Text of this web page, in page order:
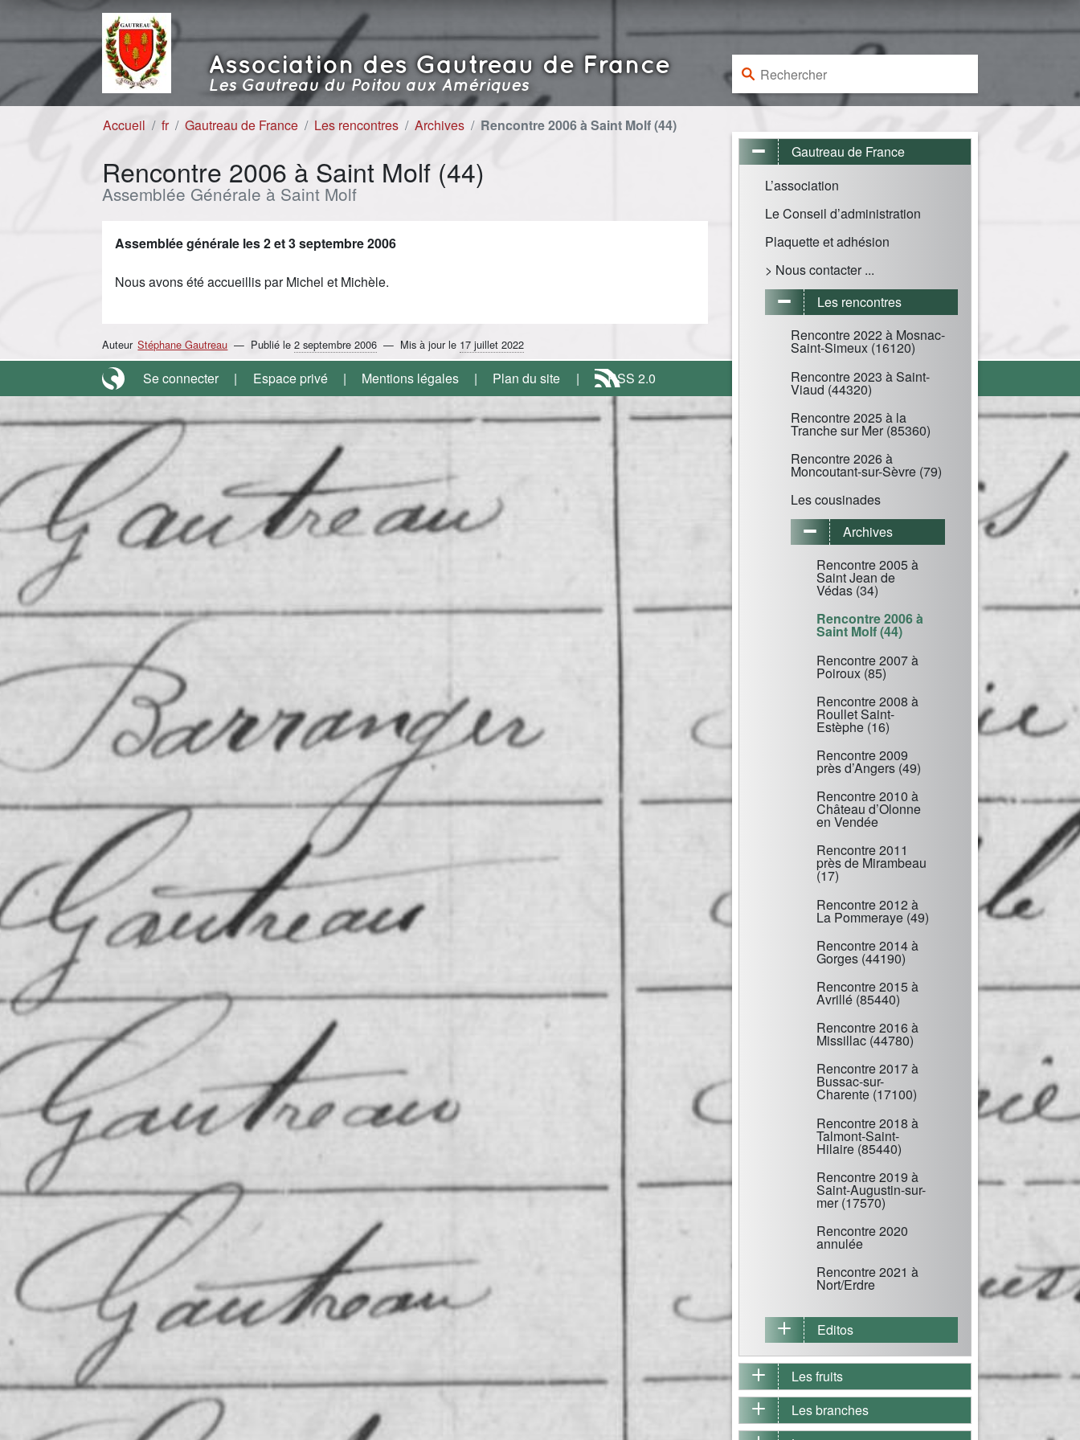
Aller au contenu
Aller à la navigation
Association des Gautreau de France
Les Gautreau du Poitou aux Amériques
Rechercher :
Accueil fr Gautreau de France Les rencontres Archives Rencontre 2006 à Saint Molf (44)
Rencontre 2006 à Saint Molf (44)
Assemblée Générale à Saint Molf
Assemblée générale les 2 et 3 septembre 2006
Nous avons été accueillis par Michel et Michèle.
Auteur Stéphane Gautreau Publié le2 septembre 2006 Mis à jour le 17 juillet 2022
Gautreau de France
L’association
Le Conseil d’administration
Plaquette et adhésion
> Nous contacter ...
Les rencontres
Rencontre 2022 à Mosnac-
Saint-Simeux (16120)
Rencontre 2023 à Saint-
Viaud (44320)
Rencontre 2025 à la
Tranche sur Mer (85360)
Rencontre 2026 à
Moncoutant-sur-Sèvre (79)
Les cousinades
Archives
Rencontre 2005 à
Saint Jean de
Védas (34)
Rencontre 2006 à
Saint Molf (44)
Rencontre 2007 à
Poiroux (85)
Rencontre 2008 à
Roullet Saint-
Estèphe (16)
Rencontre 2009
près d’Angers (49)
Rencontre 2010 à
Château d’Olonne
en Vendée
Rencontre 2011
près de Mirambeau
(17)
Rencontre 2012 à
La Pommeraye (49)
Rencontre 2014 à
Gorges (44190)
Rencontre 2015 à
Avrillé (85440)
Rencontre 2016 à
Missillac (44780)
Rencontre 2017 à
Bussac-sur-
Charente (17100)
Rencontre 2018 à
Talmont-Saint-
Hilaire (85440)
Rencontre 2019 à
Saint-Augustin-sur-
mer (17570)
Rencontre 2020
annulée
Rencontre 2021 à
Nort/Erdre
Editos
Les fruits
Les branches
Se connecter Espace privé Mentions légales Plan du site RSS 2.0